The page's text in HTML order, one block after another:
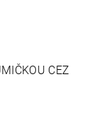
CEZ